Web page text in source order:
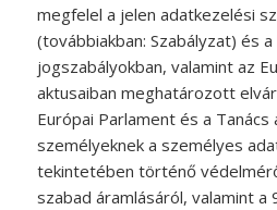
megfelel a jelen adatkezelési
(továbbiakban: Szabályzat) és
jogszabályokban, valamint az
aktusaiban meghatározott
Európai Parlament és a
személyeknek a személyes
tekintetében történő
szabad áramlásáról, valamint